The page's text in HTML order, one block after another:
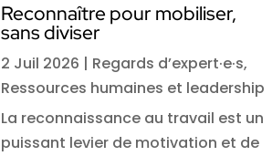
Reconnaître pour mobiliser,
sans diviser
2 Juil 2026 | Regards d’expert·e·s,
Ressources humaines et leadership
La reconnaissance au travail est un
puissant levier de motivation et de